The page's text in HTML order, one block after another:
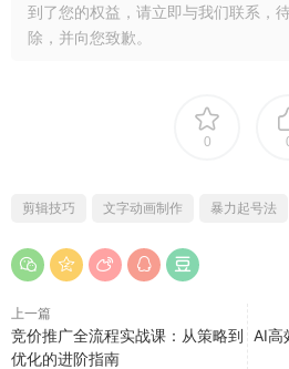
到了您的权益，请立即与我们联系，
除，并向您致歉。
0
剪辑技巧 文字动画制作 暴力起号法
上一篇
竞价推广全流程实战课：从策略到
优化的进阶指南
AI高